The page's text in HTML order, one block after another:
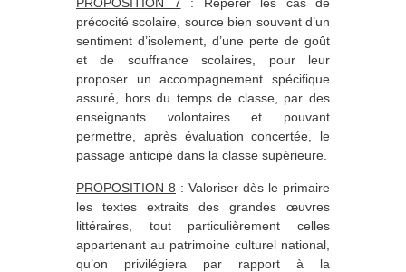
précocité scolaire, source bien souvent d’un
sentiment d’isolement, d’une perte de goût
et de souffrance scolaires, pour leur
proposer un accompagnement spécifique
assuré, hors du temps de classe, par des
enseignants volontaires et pouvant
permettre, après évaluation concertée, le
passage anticipé dans la classe supérieure.
PROPOSITION 8 : Valoriser dès le primaire
les textes extraits des grandes œuvres
littéraires, tout particulièrement celles
appartenant au patrimoine culturel national,
qu’on privilégiera par rapport à la